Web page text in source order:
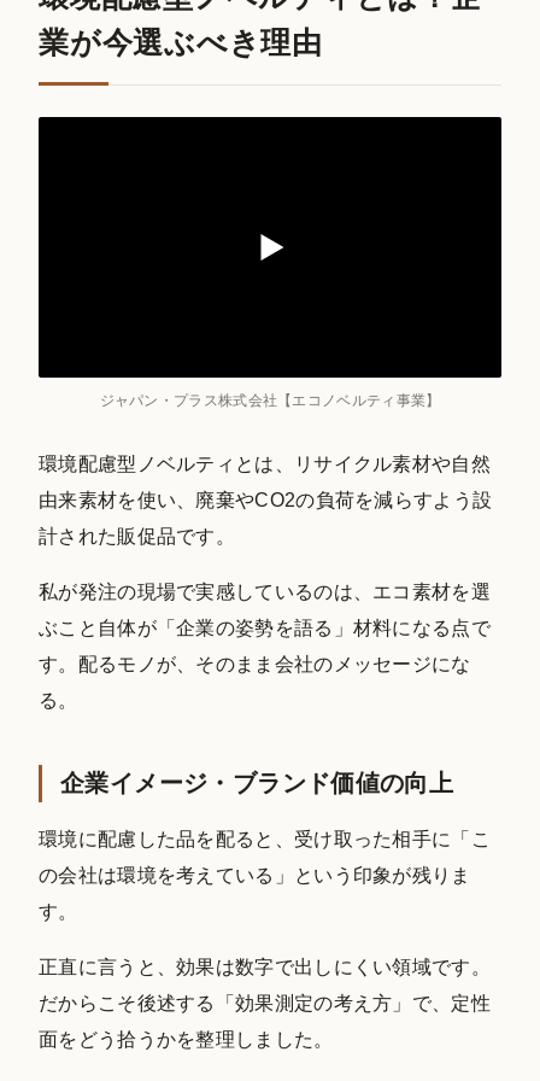
業が今選ぶべき理由
ジャパン・プラス株式会社【エコノベルティ事業】
環境配慮型ノベルティとは、リサイクル素材や自然
由来素材を使い、廃棄やCO2の負荷を減らすよう設
計された販促品です。
私が発注の現場で実感しているのは、エコ素材を選
ぶこと自体が「企業の姿勢を語る」材料になる点で
す。配るモノが、そのまま会社のメッセージにな
る。
企業イメージ・ブランド価値の向上
環境に配慮した品を配ると、受け取った相手に「こ
の会社は環境を考えている」という印象が残りま
す。
正直に言うと、効果は数字で出しにくい領域です。
だからこそ後述する「効果測定の考え方」で、定性
面をどう拾うかを整理しました。